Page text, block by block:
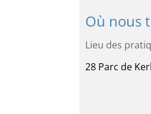
Où nous
Lieu des
28 Parc de